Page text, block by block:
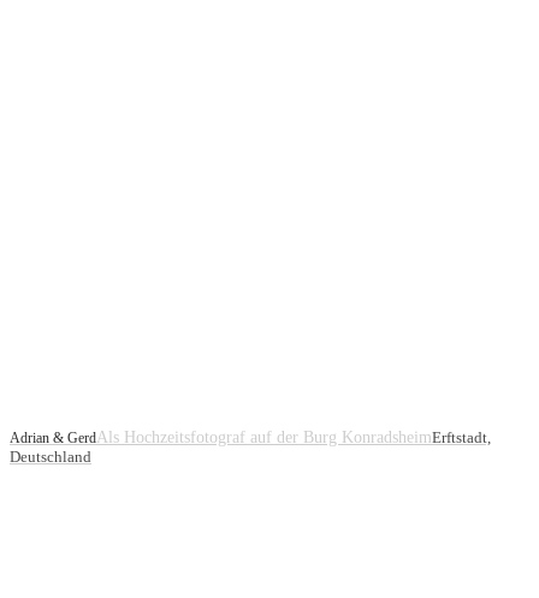
Adrian & GerdAls Hochzeitsfotograf auf der Burg KonradsheimErftstadt,
Deutschland